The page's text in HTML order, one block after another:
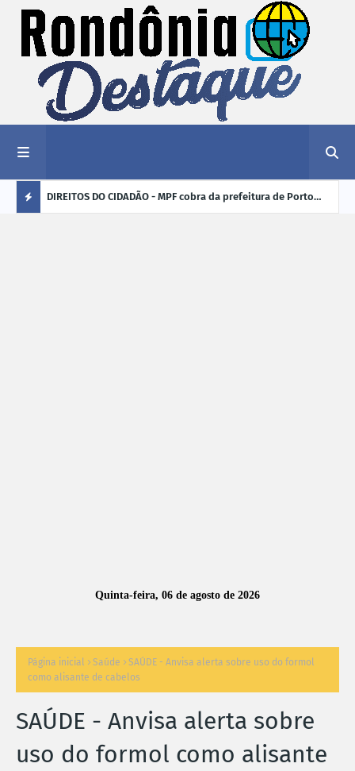
DIREITOS DO CIDADÃO - MPF cobra da prefeitura de Porto
Quinta-feira, 06 de agosto de 2026
Página inicial Saúde
SAÚDE - Anvisa alerta sobre uso do formol
como alisante de cabelos
SAÚDE - Anvisa alerta sobre
uso do formol como alisante